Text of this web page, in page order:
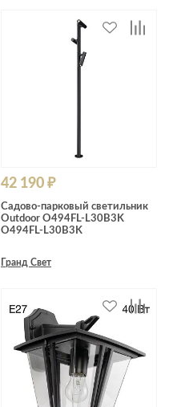
42 190 ₽
Садово-парковый светильник
Outdoor O494FL-L30B3K
O494FL-L30B3K
Гранд Свет